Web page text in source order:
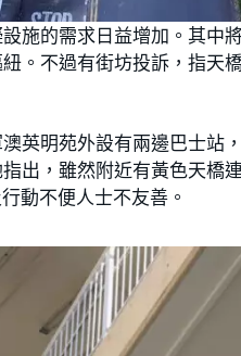
施的需求日益增加。其中
。不過有街坊投訴，指天
英明苑外設有兩邊巴士站
出，雖然附近有黃色天橋
動不便人士不友善。